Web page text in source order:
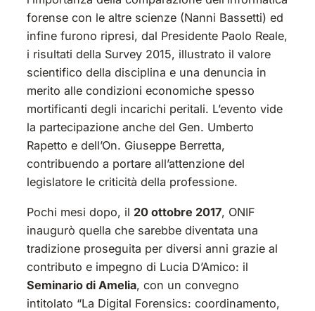
forense con le altre scienze (Nanni Bassetti) ed
infine furono ripresi, dal Presidente Paolo Reale,
i risultati della Survey 2015, illustrato il valore
scientifico della disciplina e una denuncia in
merito alle condizioni economiche spesso
mortificanti degli incarichi peritali. L’evento vide
la partecipazione anche del Gen. Umberto
Rapetto e dell’On. Giuseppe Berretta,
contribuendo a portare all’attenzione del
legislatore le criticità della professione.
Pochi mesi dopo, il 20 ottobre 2017, ONIF
inaugurò quella che sarebbe diventata una
tradizione proseguita per diversi anni grazie al
contributo e impegno di Lucia D’Amico: il
Seminario di Amelia, con un convegno
intitolato “La Digital Forensics: coordinamento,